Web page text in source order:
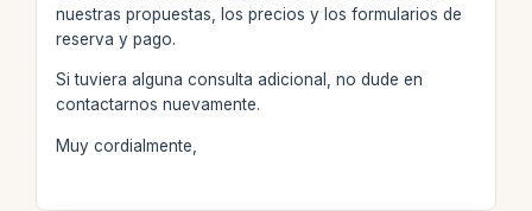
nuestras propuestas, los precios y los formularios de
reserva y pago.
Si tuviera alguna consulta adicional, no dude en
contactarnos nuevamente.
Muy cordialmente,